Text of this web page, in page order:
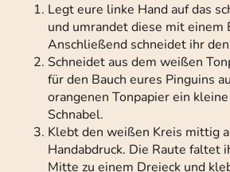
Legt eure linke Hand auf das
und umrandet diese mit einem
Anschließend schneidet ihr
Schneidet aus dem weißen
für den Bauch eures Pinguins
orangenen Tonpapier ein
Schnabel.
Klebt den weißen Kreis mittig
Handabdruck. Die Raute faltet
Mitte zu einem Dreieck und